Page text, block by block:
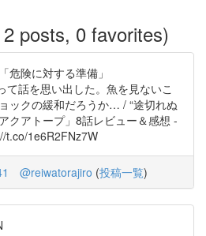
posts, 0 favorites)
危険に対する準備」
話を思い出した。魚を見ないこ
ックの緩和だろうか… / “途切れぬ
アトープ」8話レビュー＆感想 -
t.co/1e6R2FNz7W
@reiwatorajiro (投稿一覧)